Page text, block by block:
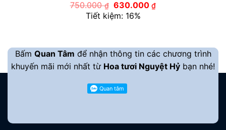
750.000₫ Giá
gốc
là:
630.000₫Giá
Tiết kiệm: 16%
Bấm Quan Tâm để nhận thông tin các chương trình
khuyến mãi mới nhất từ Hoa tươi Nguyệt Hỷ bạn nhé!